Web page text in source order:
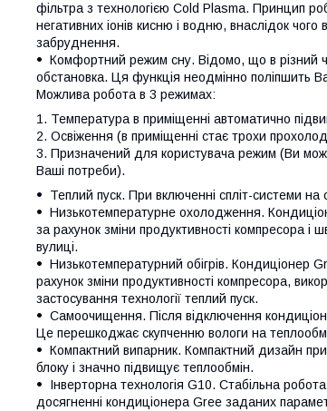
фільтра з технологією Cold Plasma. Принцип
негативних іонів кисню і водню, внаслідок чого
забруднення.
Комфортний режим сну. Відомо, що в різний
обстановка. Ця функція неодмінно поліпшить
Можлива робота в 3 режимах:
Температура в приміщенні автоматично
Освіження (в приміщенні стає трохи
Призначений для користувача режим (Ви
Ваші потреби).
Теплий пуск. При включенні спліт-системи
Низькотемпературне охолодження.
за рахунок зміни продуктивності компресора
вулиці.
Низькотемпературний обігрів. Кондиціонер
рахунок зміни продуктивності компресора,
застосування технології теплий пуск.
Самоочищення. Після відключення
Це перешкоджає скупченню вологи на
Компактний випарник. Компактний дизайн
блоку і значно підвищує теплообмін.
Інверторна технологія G10. Стабільна
досягненні кондиціонера Gree заданих